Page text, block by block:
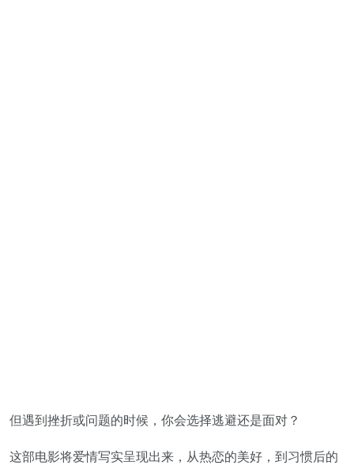
但遇到挫折或问题的时候，你会选择逃避还是面对？
这部电影将爱情写实呈现出来，从热恋的美好，到习惯后的